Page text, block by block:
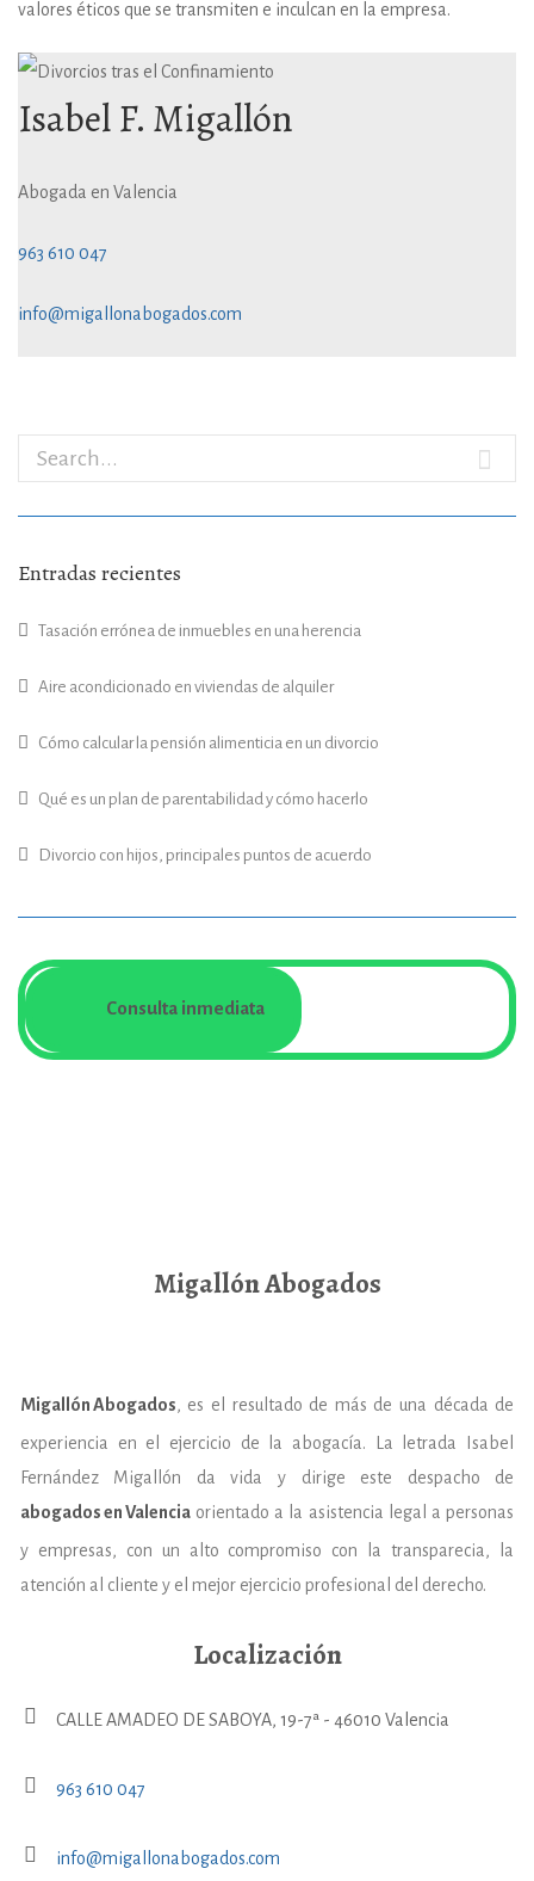
valores éticos que se transmiten e inculcan en la empresa.
Isabel F. Migallón
Abogada en Valencia
963 610 047
info@migallonabogados.com
Entradas recientes
Tasación errónea de inmuebles en una herencia
Aire acondicionado en viviendas de alquiler
Cómo calcular la pensión alimenticia en un divorcio
Qué es un plan de parentabilidad y cómo hacerlo
Divorcio con hijos, principales puntos de acuerdo
Consulta inmediata
Migallón Abogados
Migallón Abogados, es el resultado de más de una década de
experiencia en el ejercicio de la abogacía. La letrada Isabel
Fernández Migallón da vida y dirige este despacho de
abogados en Valenciaorientado a la asistencia legal a personas
y empresas, con un alto compromiso con la transparecia, la
atención al cliente y el mejor ejercicio profesional del derecho.
Localización
CALLE AMADEO DE SABOYA, 19-7ª - 46010 Valencia
963 610 047
info@migallonabogados.com